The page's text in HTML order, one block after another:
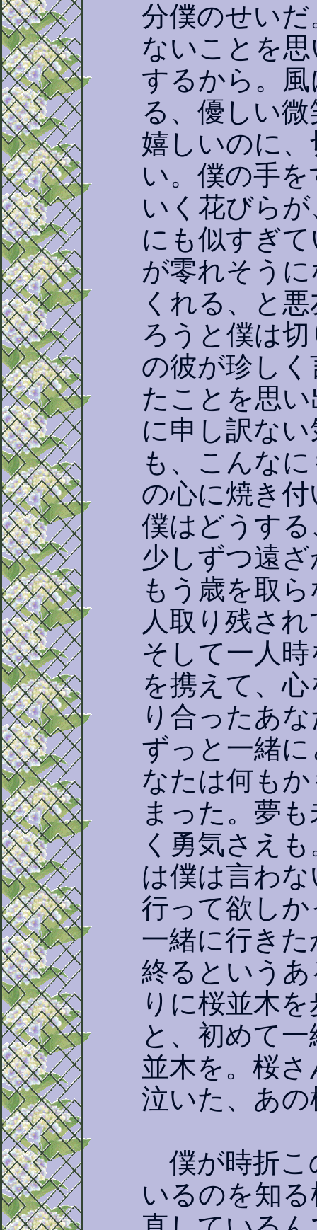
分僕のせい
ないことを
するから。
る、優しい
嬉しいのに
い。僕の手
いく花びら
にも似すぎ
が零れそう
くれる、と
ろうと僕は
の彼が珍し
たことを思
に申し訳な
も、こんな
の心に焼き
僕はどうす
少しずつ遠
もう歳を取
人取り残さ
そして一人
を携えて、
り合ったあ
ずっと一緒
なたは何も
まった。夢
く勇気さえ
は僕は言わ
行って欲し
一緒に行き
終るという
りに桜並木
と、初めて
並木を。桜
泣いた、あ
僕が時折こ
いるのを知